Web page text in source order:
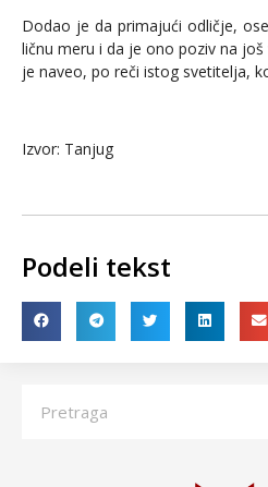
Dodao je da primajući odličje,
ličnu meru i da je ono poziv na
je naveo, po reči istog svetitelja,
Izvor: Tanjug
Podeli tekst